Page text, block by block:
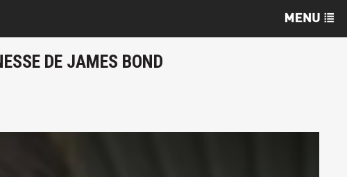
DE JAMES BOND